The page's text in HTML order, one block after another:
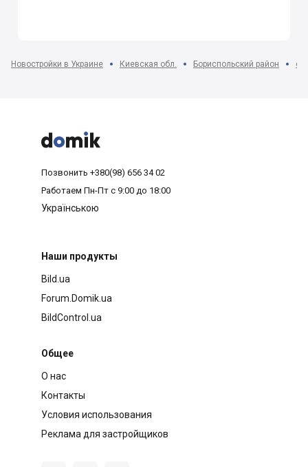
Новостройки в Украине Киевская обл. Бориспольский район с.



Позвонить +380(98) 656 34 02
Работаем Пн-Пт с 9:00 до 18:00
Українською
Наши продукты
Bild.ua
Forum.Domik.ua
BildControl.ua
Общее
О нас
Контакты
Условия использования
Реклама для застройщиков